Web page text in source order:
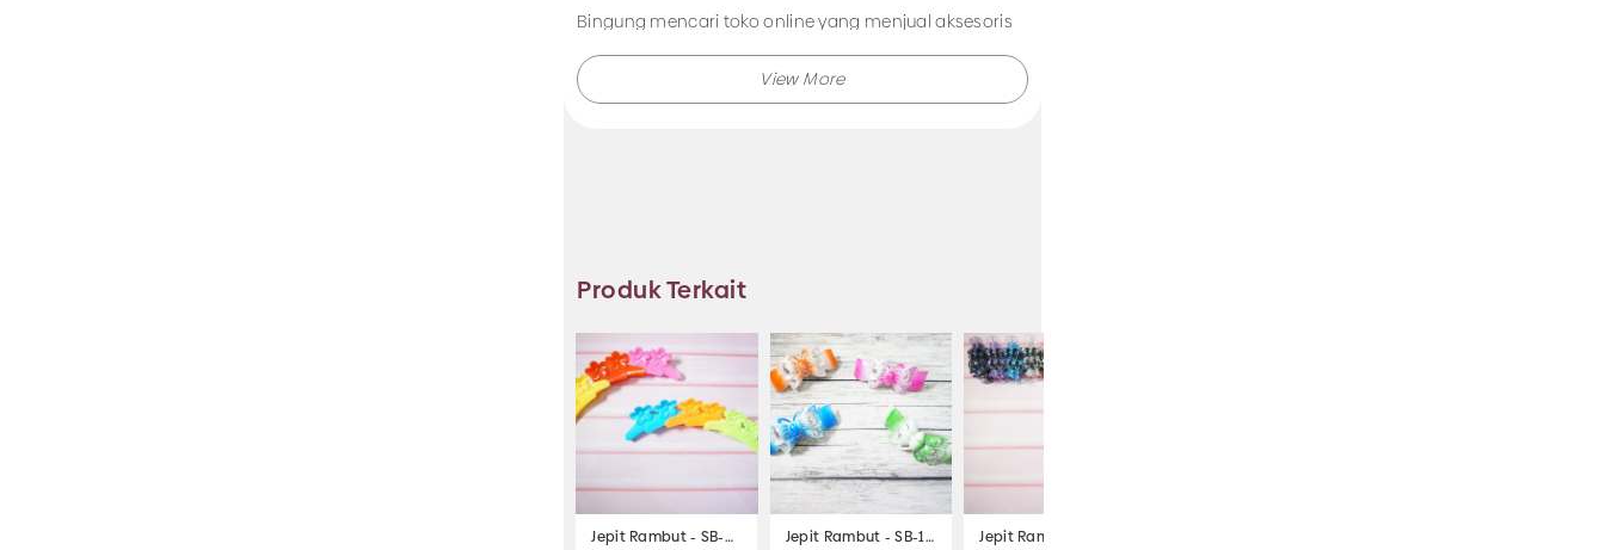
Bingung mencari toko online yang menjual aksesoris
anak secara grosir atau lusinan? Kunjungi Makmur
Jaya sekarang juga.
Tidak hanya menjual bando saja, Anda juga dapat
memesan produk dengan model lainnya selama
masih berkaitan dengan kategori yang ada.
Jadi, pilih dan temukan berbagai macam model
Produk Terkait
Jepit Rambut - SB-219 Jepit Rambut - SB-103 Jepit Rambut - SB-175